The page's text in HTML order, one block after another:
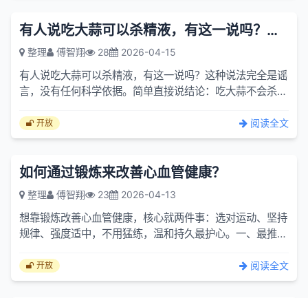
有人说吃大蒜可以杀精液，有这一说吗？吃大蒜会不会影响肠道的菌群？
整理 傅智翔 28 2026-04-15
有人说吃大蒜可以杀精液，有这一说吗？这种说法完全是谣
言，没有任何科学依据。简单直接说结论：吃大蒜不会杀死
蒜辛辣...
开放 阅读全文
如何通过锻炼来改善心血管健康？
整理 傅智翔 23 2026-04-13
想靠锻炼改善心血管健康，核心就两件事：选对运动、坚持
规律、强度适中，不用猛练，温和持久最护心。一、最推荐
心脏...
开放 阅读全文